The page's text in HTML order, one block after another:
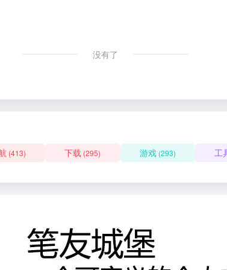
没有了
(413) 下载 (295) 游戏(293) 工